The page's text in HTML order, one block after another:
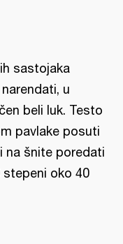
sastojaka
u
beli luk. Testo
pavlake posuti
na šnite poredati
stepeni oko 40